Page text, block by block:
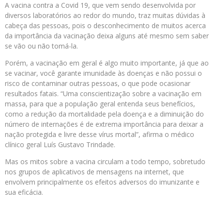
A vacina contra a Covid 19, que vem sendo desenvolvida por
diversos laboratórios ao redor do mundo, traz muitas dúvidas à
cabeça das pessoas, pois o desconhecimento de muitos acerca
da importância da vacinação deixa alguns até mesmo sem saber
se vão ou não tomá-la.
Porém, a vacinação em geral é algo muito importante, já que ao
se vacinar, você garante imunidade às doenças e não possui o
risco de contaminar outras pessoas, o que pode ocasionar
resultados fatais. “Uma conscientização sobre a vacinação em
massa, para que a população geral entenda seus benefícios,
como a redução da mortalidade pela doença e a diminuição do
número de internações é de extrema importância para deixar a
nação protegida e livre desse vírus mortal”, afirma o médico
clínico geral Luís Gustavo Trindade.
Mas os mitos sobre a vacina circulam a todo tempo, sobretudo
nos grupos de aplicativos de mensagens na internet, que
envolvem principalmente os efeitos adversos do imunizante e
sua eficácia.